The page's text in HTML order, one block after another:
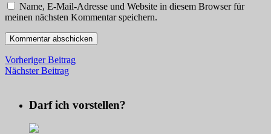
Name, E-Mail-Adresse und Website in diesem Browser für
meinen nächsten Kommentar speichern.
Vorheriger Beitrag
Nächster Beitrag
Darf ich vorstellen?